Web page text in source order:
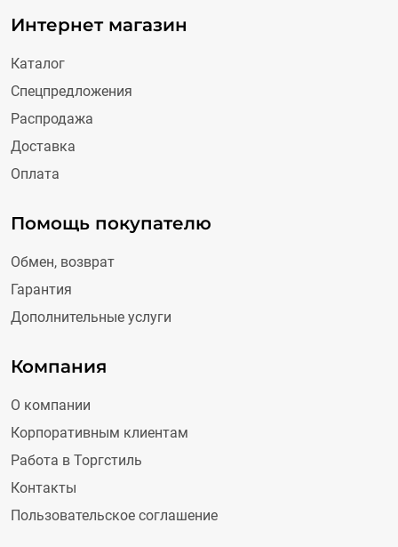
Интернет магазин
Каталог
Спецпредложения
Распродажа
Доставка
Оплата
Помощь покупателю
Обмен, возврат
Гарантия
Дополнительные услуги
Компания
О компании
Корпоративным клиентам
Работа в Торгстиль
Контакты
Пользовательское соглашение